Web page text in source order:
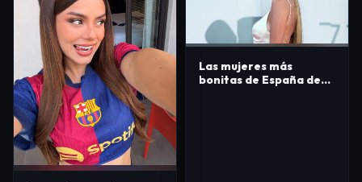
Las mujeres más
bonitas de España de